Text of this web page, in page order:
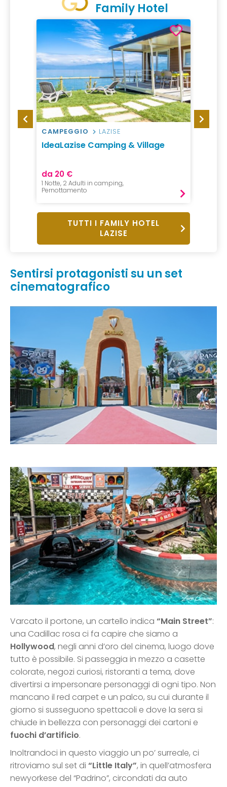
Family Hotel
CAMPEGGIO LAZISE
IdeaLazise Camping & Village
da 20 €
1 Notte, 2 Adulti in camping,
Pernottamento
HOTEL
TUTTI I FAMILY HOTEL
LAZISE
Sentirsi protagonisti su un set
cinematografico
Varcato il portone, un cartello indica “Main Street”:
una Cadillac rosa ci fa capire che siamo a
Hollywood, negli anni d’oro del cinema, luogo dove
tutto è possibile. Si passeggia in mezzo a casette
colorate, negozi curiosi, ristoranti a tema, dove
divertirsi a impersonare personaggi di ogni tipo. Non
mancano il red carpet e un palco, su cui durante il
giorno si susseguono spettacoli e dove la sera si
chiude in bellezza con personaggi dei cartoni e
fuochi d’artificio.
Inoltrandoci in questo viaggio un po’ surreale, ci
ritroviamo sul set di “Little Italy”, in quell’atmosfera
newyorkese del “Padrino”, circondati da auto